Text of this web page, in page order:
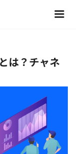
は？チャネ